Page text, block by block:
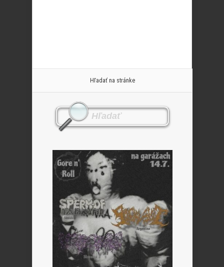
Hľadať na stránke